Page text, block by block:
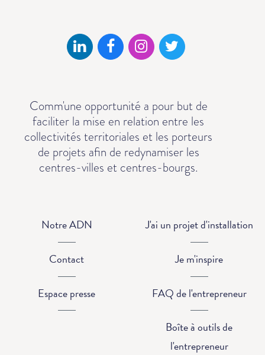
Comm'une opportunité a pour but de
faciliter la mise en relation entre les
collectivités territoriales et les porteurs
de projets afin de redynamiser les
centres-villes et centres-bourgs.
Notre ADN
Contact
Espace presse
J'ai un projet d'installation
Je m'inspire
FAQ de l'entrepreneur
Boîte à outils de
l'entrepreneur